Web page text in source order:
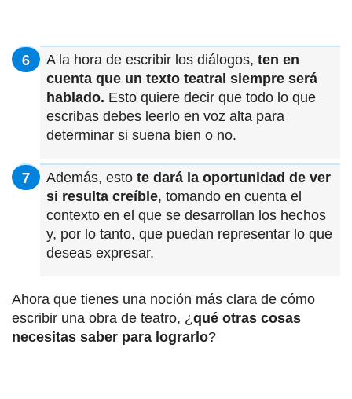
A la hora de escribir los diálogos, ten en
cuenta que un texto teatral siempre será
hablado. Esto quiere decir que todo lo que
escribas debes leerlo en voz alta para
determinar si suena bien o no.
Además, esto te dará la oportunidad de ver
si resulta creíble, tomando en cuenta el
contexto en el que se desarrollan los hechos
y, por lo tanto, que puedan representar lo que
deseas expresar.
Ahora que tienes una noción más clara de cómo
escribir una obra de teatro, ¿qué otras cosas
necesitas saber para lograrlo?